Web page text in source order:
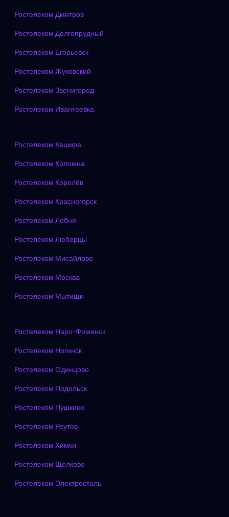
Ростелеком Дмитров
Ростелеком Долгопрудный
Ростелеком Егорьевск
Ростелеком Жуковский
Ростелеком Звенигород
Ростелеком Ивантеевка
Ростелеком Кашира
Ростелеком Коломна
Ростелеком Королёв
Ростелеком Красногорск
Ростелеком Лобня
Ростелеком Люберцы
Ростелеком Мисайлово
Ростелеком Москва
Ростелеком Мытищи
Ростелеком Наро-Фоминск
Ростелеком Ногинск
Ростелеком Одинцово
Ростелеком Подольск
Ростелеком Пушкино
Ростелеком Реутов
Ростелеком Химки
Ростелеком Щелково
Ростелеком Электросталь